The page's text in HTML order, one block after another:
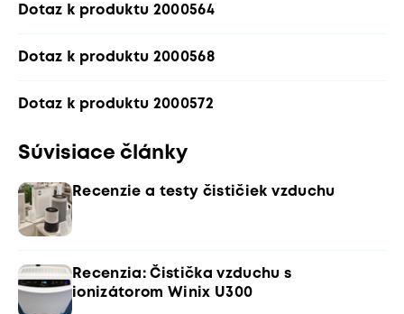
Dotaz k produktu 2000564
Dotaz k produktu 2000568
Dotaz k produktu 2000572
Súvisiace články
Recenzie a testy čističiek vzduchu
Recenzia: Čistička vzduchu s
ionizátorom Winix U300